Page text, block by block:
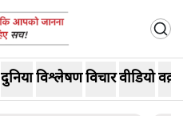
दुनियाविश्लेषणविचारवीडियो